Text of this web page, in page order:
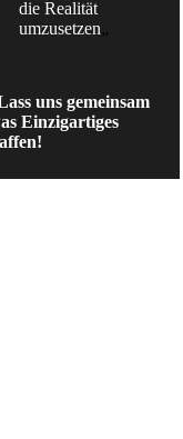
die Realität
umzusetzen„
uns gemeinsam
Einzigartiges